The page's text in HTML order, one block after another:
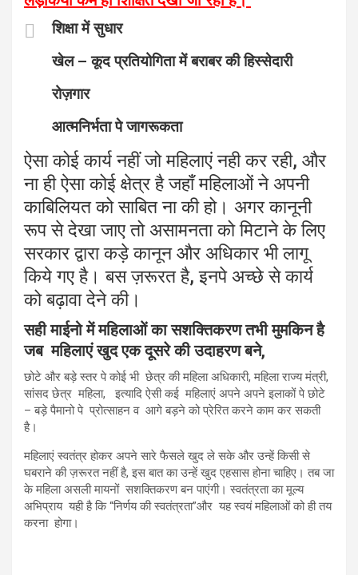
शिक्षा में सुधार
खेल – कूद प्रतियोगिता में बराबर की हिस्सेदारी
रोज़गार
आत्मनिर्भता पे जागरूकता
ऐसा कोई कार्य नहीं जो महिलाएं नही कर रही, और
ना ही ऐसा कोई क्षेत्र है जहाँ महिलाओं ने अपनी
काबिलियत को साबित ना की हो। अगर कानूनी
रूप से देखा जाए तो असामनता को मिटाने के लिए
सरकार द्वारा कड़े कानून और अधिकार भी लागू
किये गए है। बस ज़रूरत है, इनपे अच्छे से कार्य
को बढ़ावा देने की।
सही माईनो में महिलाओं का सशक्तिकरण तभी मुमकिन है
जब महिलाएं खुद एक दूसरे की उदाहरण बने,
छोटे और बड़े स्तर पे कोई भी छेत्र की महिला अधिकारी, महिला राज्य मंत्री,
सांसद छेत्र महिला, इत्यादि ऐसी कई महिलाएं अपने अपने इलाकों पे छोटे
– बड़े पैमानो पे प्रोत्साहन व आगे बड़ने को प्रेरित करने काम कर सकती
है।
महिलाएं स्वतंत्र होकर अपने सारे फैसले खुद ले सके और उन्हें किसी से
घबराने की ज़रूरत नहीं है, इस बात का उन्हें खुद एहसास होना चाहिए। तब जा
के महिला असली मायनों सशक्तिकरण बन पाएंगी। स्वतंत्रता का मूल्य
अभिप्राय यही है कि “निर्णय की स्वतंत्रता”और यह स्वयं महिलाओं को ही तय
करना होगा।